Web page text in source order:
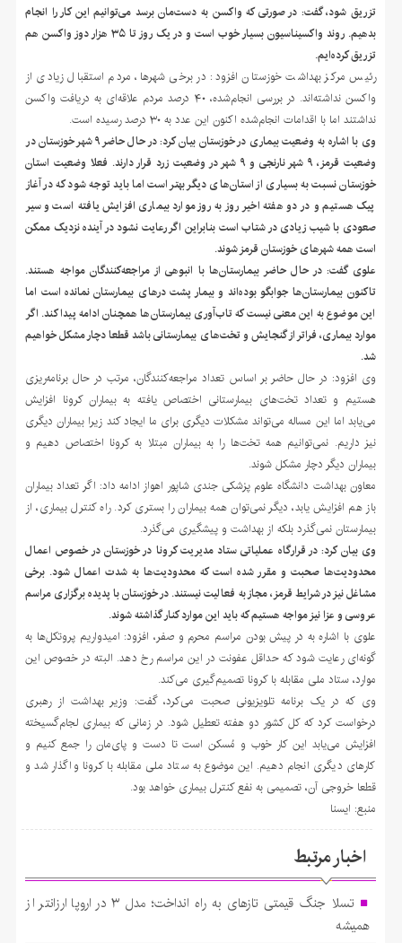
تزریق شود، گفت: در صورتی که واکسن به دست‌مان برسد می‌توانیم این کار را انجام
بدهیم. روند واکسیناسیون بسیار خوب است و در یک روز تا ۳۵ هزار دوز واکسن هم
تزریق کرده‌ایم.
رئیس مرکز بهداشت خوزستان افزود: در برخی شهرها، مردم استقبال زیادی از
واکسن نداشته‌اند. در بررسی انجام‌شده، ۴۰ درصد مردم علاقه‌ای به دریافت واکسن
نداشتند اما با اقدامات انجام‌شده اکنون این عدد به ۳۰ درصد رسیده است.
وی با اشاره به وضعیت بیماری در خوزستان بیان کرد: در حال حاضر ۹ شهر خوزستان در
وضعیت قرمز، ۹ شهر نارنجی و ۹ شهر در وضعیت زرد قرار دارند. فعلا وضعیت استان
خوزستان نسبت به بسیاری از استان‌های دیگر بهتر است اما باید توجه شود که در آغاز
پیک هستیم و در دو هفته اخیر روز به روز موارد بیماری افزایش یافته است و سیر
صعودی با شیب زیادی در شتاب است بنابراین اگر رعایت نشود در آینده نزدیک ممکن
است همه شهرهای خوزستان قرمز شوند.
علوی گفت: در حال حاضر بیمارستان‌ها با انبوهی از مراجعه‌کنندگان مواجه هستند.
تاکنون بیمارستان‌ها جوابگو بوده‌اند و بیمار پشت درهای بیمارستان نمانده است اما
این موضوع به این معنی نیست که تاب‌آوری بیمارستان‌ها همچنان ادامه پیدا کند. اگر
موارد بیماری، فراتر از گنجایش و تخت‌های بیمارستانی باشد قطعا دچار مشکل خواهیم
شد.
وی افزود: در حال حاضر بر اساس تعداد مراجعه‌کنندگان، مرتب در حال برنامه‌ریزی
هستیم و تعداد تخت‌های بیمارستانی اختصاص یافته به بیماران کرونا افزایش
می‌یابد اما این مساله می‌تواند مشکلات دیگری برای ما ایجاد کند زیرا بیماران دیگری
نیز داریم. نمی‌توانیم همه تخت‌ها را به بیماران مبتلا به کرونا اختصاص دهیم و
بیماران دیگر دچار مشکل شوند.
معاون بهداشت دانشگاه علوم پزشکی جندی شاپور اهواز ادامه داد: اگر تعداد بیماران
باز هم افزایش یابد، دیگر نمی‌توان همه بیماران را بستری کرد. راه کنترل بیماری، از
بیمارستان نمی‌گذرد بلکه از بهداشت و پیشگیری می‌گذرد.
وی بیان کرد: در قرارگاه عملیاتی ستاد مدیریت کرونا در خوزستان در خصوص اعمال
محدودیت‌ها صحبت و مقرر شده است که محدودیت‌ها به شدت اعمال شود. برخی
مشاغل نیز در شرایط قرمز، مجاز به فعالیت نیستند. در خوزستان با پدیده برگزاری مراسم
عروسی و عزا نیز مواجه هستیم که باید این موارد کنار گذاشته شوند.
علوی با اشاره به در پیش بودن مراسم محرم و صفر، افزود: امیدواریم پروتکل‌ها به
گونه‌ای رعایت شود که حداقل عفونت در این مراسم رخ دهد. البته در خصوص این
موارد، ستاد ملی مقابله با کرونا تصمیم‌گیری می‌کند.
وی که در یک برنامه تلویزیونی صحبت می‌کرد، گفت: وزیر بهداشت از رهبری
درخواست کرد که کل کشور دو هفته تعطیل شود. در زمانی که بیماری لجام‌گسیخته
افزایش می‌یابد این کار خوب و مُسکن است تا دست و پای‌مان را جمع کنیم و
کارهای دیگری انجام دهیم. این موضوع به ستاد ملی مقابله با کرونا واگذار شد و
قطعا خروجی آن، تصمیمی به نفع کنترل بیماری خواهد بود.
منبع: ايسنا
اخبار مرتبط
تسلا جنگ قیمتی تازهای به راه انداخت؛ مدل ۳ در اروپا ارزانتر از
همیشه